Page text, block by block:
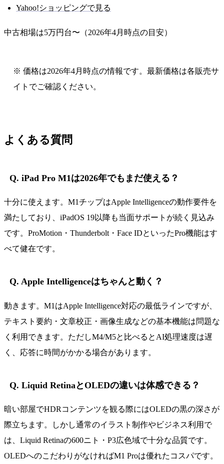
Yahoo!ショッピングで見る
中古相場は5万円台〜（2026年4月時点の目安）
※ 価格は2026年4月時点の情報です。最新価格は各販売サ
イトでご確認ください。
よくある質問
Q. iPad Pro M1は2026年でもまだ使える？
十分に使えます。M1チップはApple Intelligenceの動作要件を
満たしており、iPadOS 19以降も当面サポートが続く見込み
です。ProMotion・Thunderbolt・Face IDといったPro機能はす
べて健在です。
Q. Apple Intelligenceはちゃんと動く？
動きます。M1はApple Intelligence対応の最低ラインですが、
テキスト要約・文章校正・画像生成などの基本機能は問題な
く利用できます。ただしM4/M5と比べるとAI処理速度は遅
く、応答に時間がかかる場合があります。
Q. Liquid RetinaとOLEDの違いは体感できる？
暗い部屋でHDRコンテンツを観る際にはOLEDの黒の深さが
際立ちます。しかし通常のイラスト制作やビジネス利用で
は、Liquid Retinaの600ニト・P3広色域で十分な品質です。
OLEDへのこだわりがなければM1 Proは優れたコスパです。